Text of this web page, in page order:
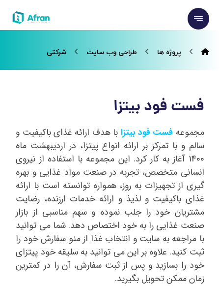
پروژه ها طراحی وب سایت شرکتی
فست فود بیتزا
مجموعه فست فود بیتزا با هدف ارائه غذای باکیفیت و
سالم و با تمرکز بر ارائه انواع پیتزا، در اردیبهشت ماه
1400 آغاز به کار کرد. این مجموعه با استفاده از نیروی
انسانی متخصص، تجربه در صنعت مواد غذایی و بهره
گیری از تجهیزات به روز، همواره توانسته است با ارائه
غذای باکیفیت و لذیذ و ارائه خدمات ارزنده، رضایت
مشتریان خود را جلب نموده و سهم مناسبی از بازار
صنعت غذایی را به خود اختصاص دهد. شما می توانید
با مراجعه به سایت و انتخاب غذا از منو سفارش خود را
ثبت کنید. علاوه بر این می توانید به سلیقه خود پیتزای
خود را بسازید و پس از ثبت سفارش، آن را در کمترین
زمان ممکن تحویل بگیرید.